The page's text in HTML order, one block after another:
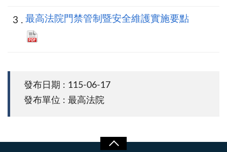
最高法院門禁管制暨安全維護實施要點
發布日期 : 115-06-17
發布單位 : 最高法院